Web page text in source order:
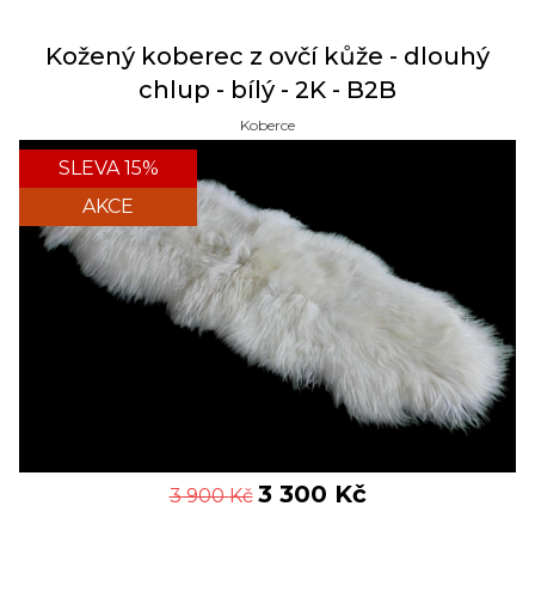
Kožený koberec z ovčí kůže - dlouhý
chlup - bílý - 2K - B2B
Koberce
SLEVA 15%
AKCE
3 900Kč 3 300 Kč